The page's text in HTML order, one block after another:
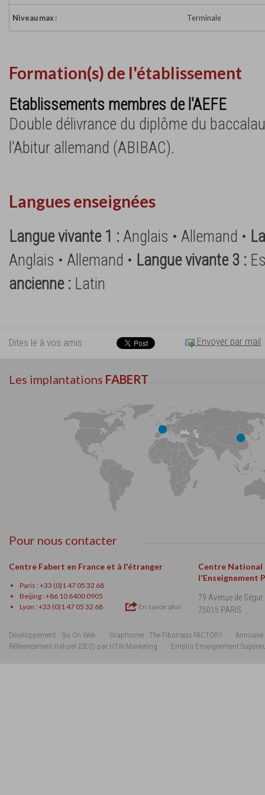
Niveau max : Terminale
Formation(s) de l'établissement
Etablissements membres de l'AEFE
Double délivrance du diplôme du
l'Abitur allemand (ABIBAC).
Langues enseignées
Langue vivante 1 :Anglais • Allemand •
Anglais • Allemand • Langue vivante 3 :
ancienne : Latin
Dites le à vos amis : Envoyer par mail
Les implantations FABERT
Pour nous contacter
Centre Fabert en France et à l'étranger
Paris : +33 (0)1 47 05 32 68
Beijing : +86 10 6400 0905
Lyon : +33 (0)1 47 05 32 68
En savoir plus
Centre National
l'Enseignement
79 Avenue de Ségur
75015 PARIS
Développement : Go On Web Graphisme : The Fibonacci FACTORY
Annuaire
Référencement naturel (SEO) par HTW-Marketing
Emploi Enseignement